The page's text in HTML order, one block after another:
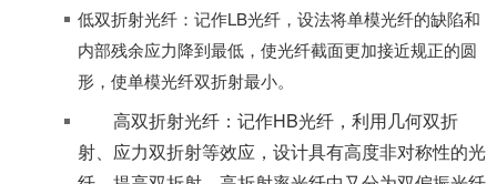
低双折射光纤：记作LB光纤，设法将单模光纤的缺陷和
内部残余应力降到最低，使光纤截面更加接近规正的圆
形，使单模光纤双折射最小。
高双折射光纤：记作HB光纤，利用几何双折
射、应力双折射等效应，设计具有高度非对称性的光